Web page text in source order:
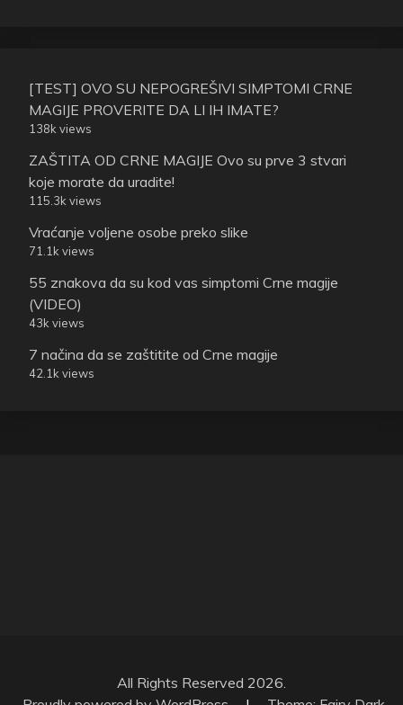
[TEST] OVO SU NEPOGREŠIVI SIMPTOMI CRNE
MAGIJE PROVERITE DA LI IH IMATE?
138k views
ZAŠTITA OD CRNE MAGIJE Ovo su prve 3 stvari
koje morate da uradite!
115.3k views
Vraćanje voljene osobe preko slike
71.1k views
55 znakova da su kod vas simptomi Crne magije
(VIDEO)
43k views
7 načina da se zaštitite od Crne magije
42.1k views
All Rights Reserved 2026.